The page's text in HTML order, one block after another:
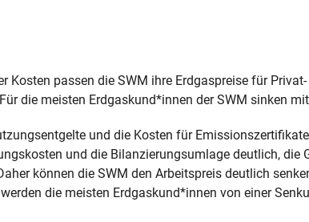
Kosten passen die SWM ihre Erdgaspreise für
die meisten Erdgaskund*innen der SWM sinken
und die Kosten für
und die Bilanzierungsumlage deutlich, die
können die SWM den Arbeitspreis deutlich
die meisten Erdgaskund*innen von einer